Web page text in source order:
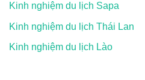
Kinh nghiệm du lịch Sapa
Kinh nghiệm du lịch Thái Lan
Kinh nghiệm du lịch Lào